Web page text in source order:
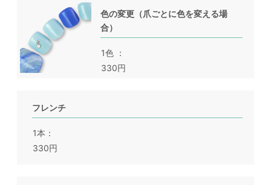
色の変更（爪ごとに色を変える場
合）
1色
330円
フレンチ
1本
330円